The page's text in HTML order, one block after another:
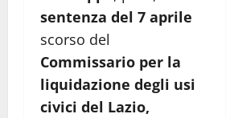
sentenza del 7 aprile
scorso del
Commissario per la
liquidazione degli usi
civici del Lazio,